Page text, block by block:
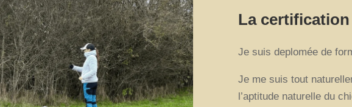
La
Je suis deplomée de
Je me suis tout
l’aptitude naturelle du